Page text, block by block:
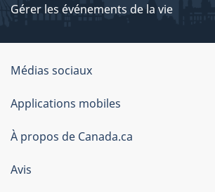
Gérer les événements de la vie
Organisation
du
gouvernement
du
Canada
Médias sociaux
Applications mobiles
À propos de Canada.ca
Avis